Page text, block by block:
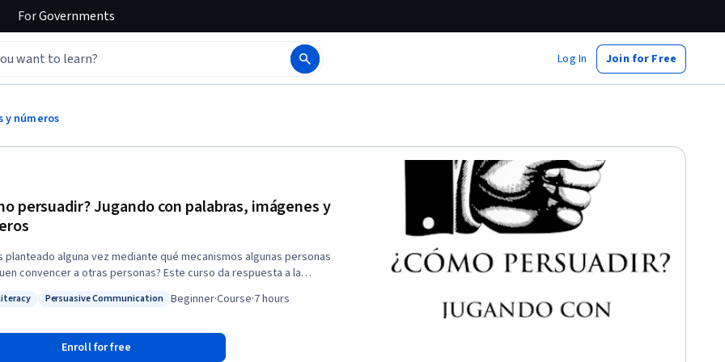
ForGovernments
Log In Join for Free
y números
persuadir? Jugando con palabras, imágenes y
planteado alguna vez mediante qué mecanismos algunas personas
convencer a otras personas? Este curso da respuesta a la
en el siglo XXI. Aprenderemos la base de la comunicación
palabras o los argumentos, pasando por las imágenes y los
o, finalmente, por los números, las estadísticas y los gráficos.
Data LiteracyStatus: Persuasive Communication
Persuasive Communication Beginner·Course·7 hours
Enroll for free